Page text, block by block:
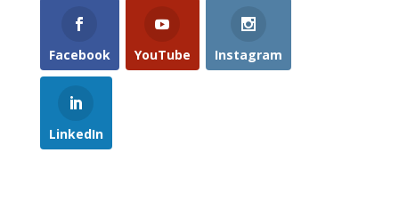
Facebook YouTube Instagram
LinkedIn